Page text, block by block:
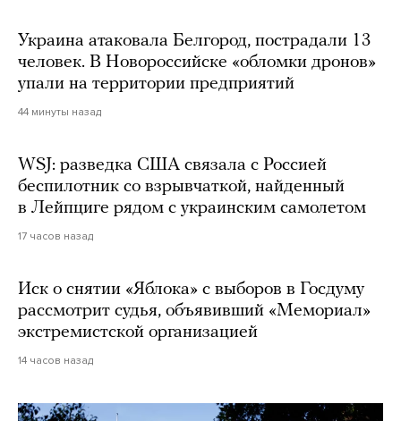
Украина атаковала Белгород, пострадали 13
человек. В Новороссийске «обломки дронов»
упали на территории предприятий
44 минуты назад
WSJ: разведка США связала с Россией
беспилотник со взрывчаткой, найденный
в Лейпциге рядом с украинским самолетом
17 часов назад
Иск о снятии «Яблока» с выборов в Госдуму
рассмотрит судья, объявивший «Мемориал»
экстремистской организацией
14 часов назад